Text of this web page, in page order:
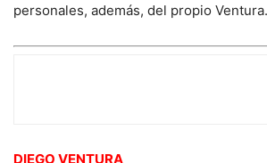
personales, además, del propio Ventura.
DIEGO VENTURA